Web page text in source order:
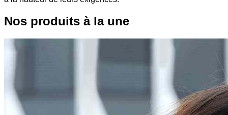
Nos produits à la une